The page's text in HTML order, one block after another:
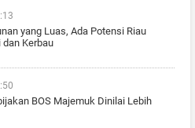
yang Luas, Ada Potensi Riau
dan Kerbau
BOS Majemuk Dinilai Lebih